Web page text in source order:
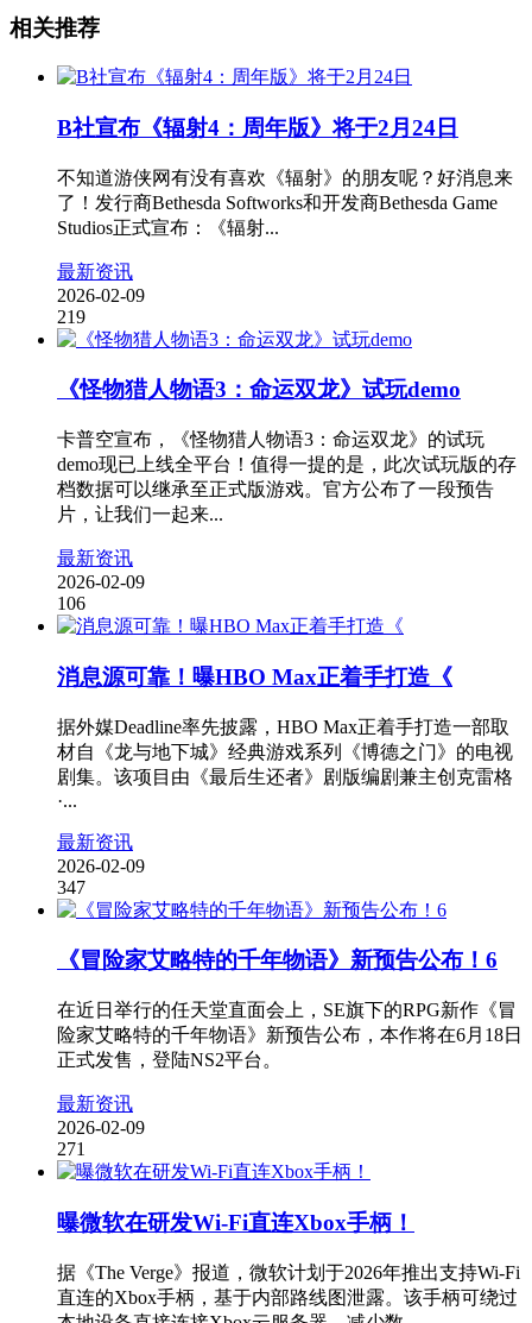
相关推荐
B社宣布《辐射4：周年版》将于2月24日
不知道游侠网有没有喜欢《辐射》的朋友呢？好消息来
了！发行商Bethesda Softworks和开发商Bethesda Game
Studios正式宣布：《辐射...
最新资讯
2026-02-09
219
《怪物猎人物语3：命运双龙》试玩demo
卡普空宣布，《怪物猎人物语3：命运双龙》的试玩
demo现已上线全平台！值得一提的是，此次试玩版的存
档数据可以继承至正式版游戏。官方公布了一段预告
片，让我们一起来...
最新资讯
2026-02-09
106
消息源可靠！曝HBO Max正着手打造《
据外媒Deadline率先披露，HBO Max正着手打造一部取
材自《龙与地下城》经典游戏系列《博德之门》的电视
剧集。该项目由《最后生还者》剧版编剧兼主创克雷格
·...
最新资讯
2026-02-09
347
《冒险家艾略特的千年物语》新预告公布！6
在近日举行的任天堂直面会上，SE旗下的RPG新作《冒
险家艾略特的千年物语》新预告公布，本作将在6月18日
正式发售，登陆NS2平台。
最新资讯
2026-02-09
271
曝微软在研发Wi-Fi直连Xbox手柄！
据《The Verge》报道，微软计划于2026年推出支持Wi-Fi
直连的Xbox手柄，基于内部路线图泄露。该手柄可绕过